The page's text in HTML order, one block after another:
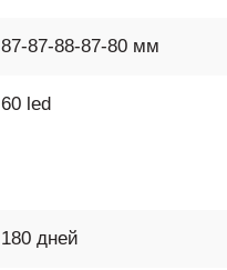
87-87-88-87-80 мм
60 led
180 дней